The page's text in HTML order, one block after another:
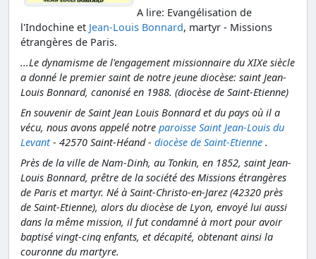
A lire: Evangélisation de
l'Indochine et Jean-Louis Bonnard, martyr - Missions
étrangères de Paris.
...Le dynamisme de l'engagement missionnaire du XIXe siècle
a donné le premier saint de notre jeune diocèse: saint Jean-
Louis Bonnard, canonisé en 1988. (diocèse de Saint-Etienne)
En souvenir de Saint Jean Louis Bonnard et du pays où il a
vécu, nous avons appelé notre paroisse Saint Jean-Louis du
Levant- 42570 Saint-Héand - diocèse de Saint-Etienne .
Près de la ville de Nam-Dinh, au Tonkin, en 1852, saint Jean-
Louis Bonnard, prêtre de la société des Missions étrangères
de Paris et martyr. Né à Saint-Christo-en-Jarez (42320 près
de Saint-Etienne), alors du diocèse de Lyon, envoyé lui aussi
dans la même mission, il fut condamné à mort pour avoir
baptisé vingt-cinq enfants, et décapité, obtenant ainsi la
couronne du martyre.